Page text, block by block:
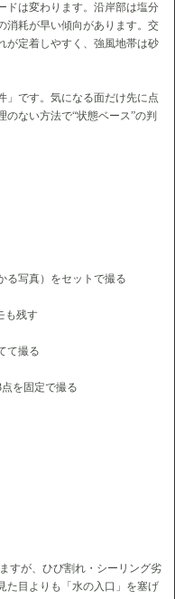
ドは変わります。沿岸部は塩分
消耗が早い傾向があります。交
が定着しやすく、強風地帯は砂
」です。気になる面だけ先に点
ない方法で“状態ベース”の判
る写真）をセットで撮る
も残す
て撮る
を固定で撮る
すが、ひび割れ・シーリング劣
た目よりも「水の入口」を塞げ